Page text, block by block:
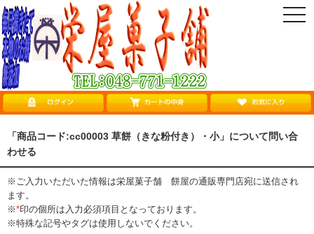
「商品コード:cc00003 草餅（きな粉付き）・小」について問い合
わせる
※ご入力いただいた情報は栄屋菓子舗 餅屋の通販専門店宛に送信され
ます。
※*印の個所は入力必須項目となっております。
※特殊な記号やタグは使用しないでください。